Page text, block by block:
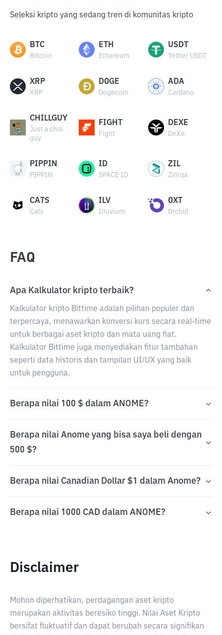
Seleksi kripto yang sedang tren di komunitas kripto
BTC
Bitcoin
ETH
Ethereum
USDT
Tether USDT
XRP
XRP
DOGE
Dogecoin
ADA
Cardano
CHILLGUY
Just a chill
guy
FIGHT
Fight
DEXE
DeXe
PIPPIN
PIPPIN
ID
SPACE ID
ZIL
Zilliqa
CATS
Cats
ILV
Illuvium
OXT
Orchid
FAQ
Apa Kalkulator kripto terbaik?
Kalkulator kripto Bittime adalah pilihan populer dan
terpercaya, menawarkan konversi kurs secara real-time
untuk berbagai aset kripto dan mata uang fiat.
Kalkulator Bittime juga menyediakan fitur tambahan
seperti data historis dan tampilan UI/UX yang baik
untuk pengguna.
Berapa nilai 100 $ dalam ANOME?
Berapa nilai Anome yang bisa saya beli dengan
500 $?
Berapa nilai Canadian Dollar $1 dalam Anome?
Berapa nilai 1000 CAD dalam ANOME?
Disclaimer
Mohon diperhatikan, perdagangan aset kripto
merupakan aktivitas beresiko tinggi. Nilai Aset Kripto
bersifat fluktuatif dan dapat berubah secara signifikan